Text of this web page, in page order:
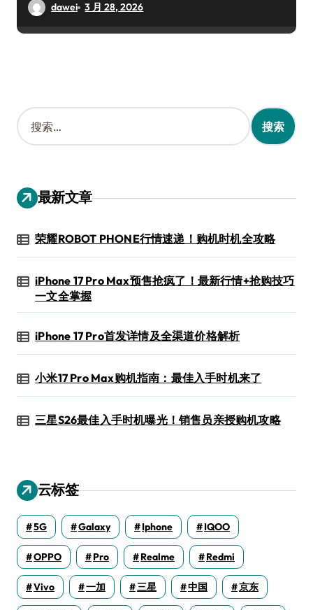
dawei 3 月 28, 2026
搜
索
：
最新文章
荣耀ROBOT PHONE行情速递！购机时机全攻略
iPhone 17 Pro Max预售抢疯了！最新行情+抢购技巧
一文全掌握
iPhone 17 Pro首发详情及全渠道价格解析
小米17 Pro Max购机指南：最佳入手时机来了
三星S26最佳入手时机曝光！销售员亲授购机攻略
云标签
5G Galaxy Iphone IQOO
OPPO Pro Realme Redmi
Vivo 一加 三星 中国 京东